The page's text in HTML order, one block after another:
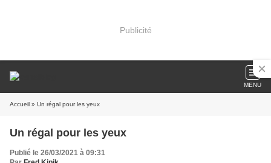
Publicité
MENU
Accueil » Un régal pour les yeux
Un régal pour les yeux
Publié le 26/03/2021 à 09:31